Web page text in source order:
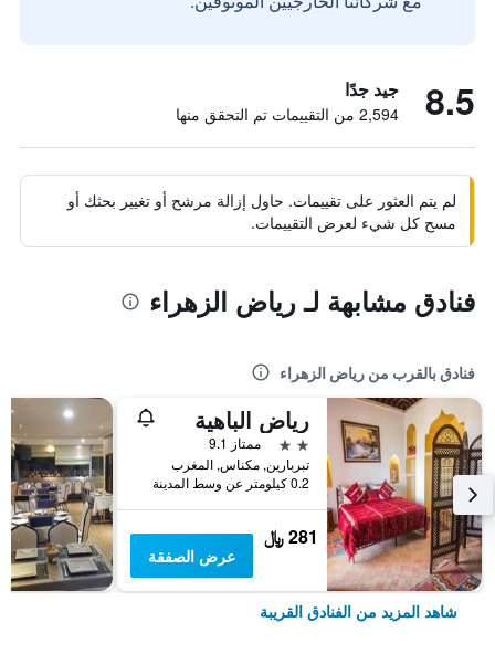
8.5 جيد جدًا
2,594 من التقييمات تم التحقق منها
لم يتم العثور على تقييمات. حاول إزالة مرشح أو تغيير بحثك أو
مسح كل شيء لعرض التقييمات.
فنادق مشابهة لـ رياض الزهراء
فنادق بالقرب من رياض الزهراء
رياض الباهية
2 نجمتين
ممتاز 9.1
تبربارين, مكناس, المغرب
0.2 كيلومتر عن وسط المدينة
281 ﷼
عرض الصفقة
شاهد المزيد من الفنادق القريبة